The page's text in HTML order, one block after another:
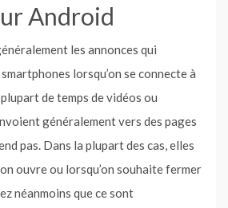
Android
les annonces qui
lorsqu’on se connecte à
de temps de vidéos ou
généralement vers des pages
pas. Dans la plupart des cas, elles
ouvre ou lorsqu’on souhaite fermer
néanmoins que ce sont